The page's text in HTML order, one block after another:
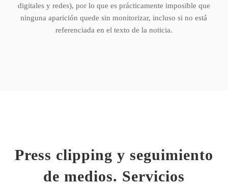
digitales y redes), por lo que es prácticamente imposible que
ninguna aparición quede sin monitorizar, incluso si no está
referenciada en el texto de la noticia.
Press clipping y seguimiento
de medios. Servicios